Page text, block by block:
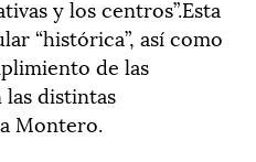
y los centros”.Esta
“histórica”, así como
de las
las distintas
Montero.